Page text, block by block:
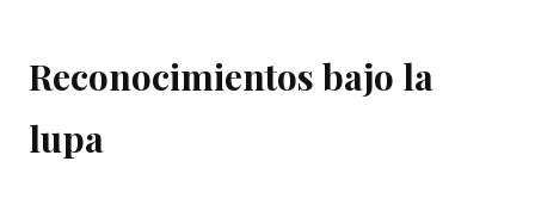
Reconocimientos bajo la
lupa